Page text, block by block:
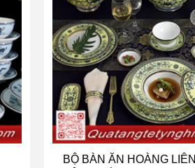
BỘ BÀN ĂN HOÀNG